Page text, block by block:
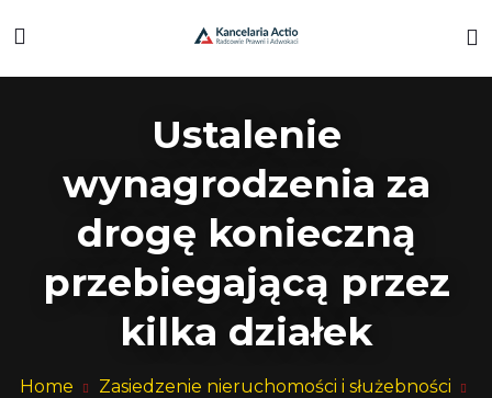
Ustalenie
wynagrodzenia za
drogę konieczną
przebiegającą przez
kilka działek
Home
Zasiedzenie nieruchomości i służebności